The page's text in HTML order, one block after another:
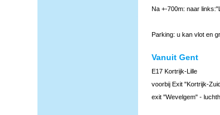
Na +-700m: naar
Parking: u kan vlot en
Vanuit Gent
E17 Kortrijk-Lille
voorbij Exit "Kortrijk-
exit "Wevelgem" -